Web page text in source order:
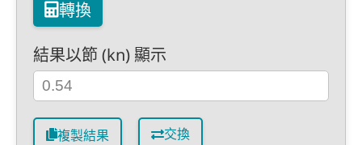
轉換
結果以節 (kn) 顯示
複製結果 交換